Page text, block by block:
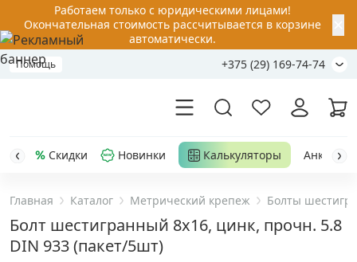
Работаем только с юридическими лицами!
Окончательная стоимость рассчитывается в корзине
автоматически.
Помощь +375 (29) 169-74-74
Акции
Распродажа
Скидки Новинки Калькуляторы Анкер-
Главная Каталог Метрический крепеж Болты
Болт шестигранный 8х16, цинк, прочн. 5.8
DIN 933 (пакет/5шт)